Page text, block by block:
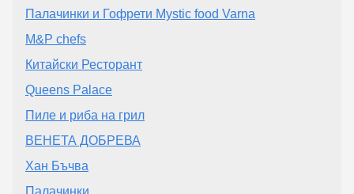
Палачинки и Гофрети Mystic food Varna
M&P chefs
Китайски Ресторант
Queens Palace
Пиле и риба на грил
ВЕНЕТА ДОБРЕВА
Хан Бъчва
Палачинки